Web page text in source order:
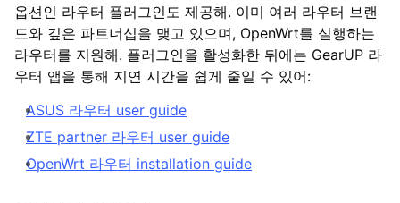
옵션인 라우터 플러그인도 제공해. 이미 여러 라우터 브랜
드와 깊은 파트너십을 맺고 있으며, OpenWrt를 실행하는
라우터를 지원해. 플러그인을 활성화한 뒤에는 GearUP 라
우터 앱을 통해 지연 시간을 쉽게 줄일 수 있어:
ASUS 라우터 user guide
ZTE partner 라우터 user guide
OpenWrt 라우터 installation guide